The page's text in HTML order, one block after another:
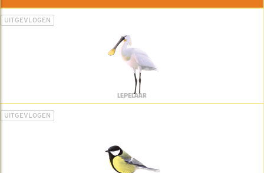
UITGEVLOGEN
LEPELAAR
UITGEVLOGEN